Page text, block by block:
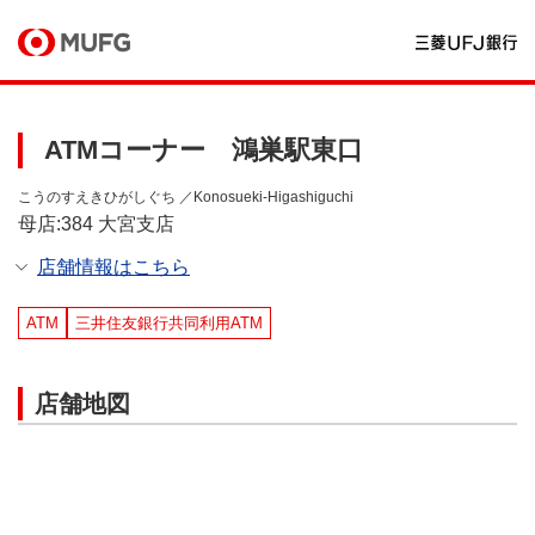
ATMコーナー 鴻巣駅東口
こうのすえきひがしぐち ／Konosueki-Higashiguchi
母店:384 大宮支店
店舗情報はこちら
ATM 三井住友銀行共同利用ATM
店舗地図